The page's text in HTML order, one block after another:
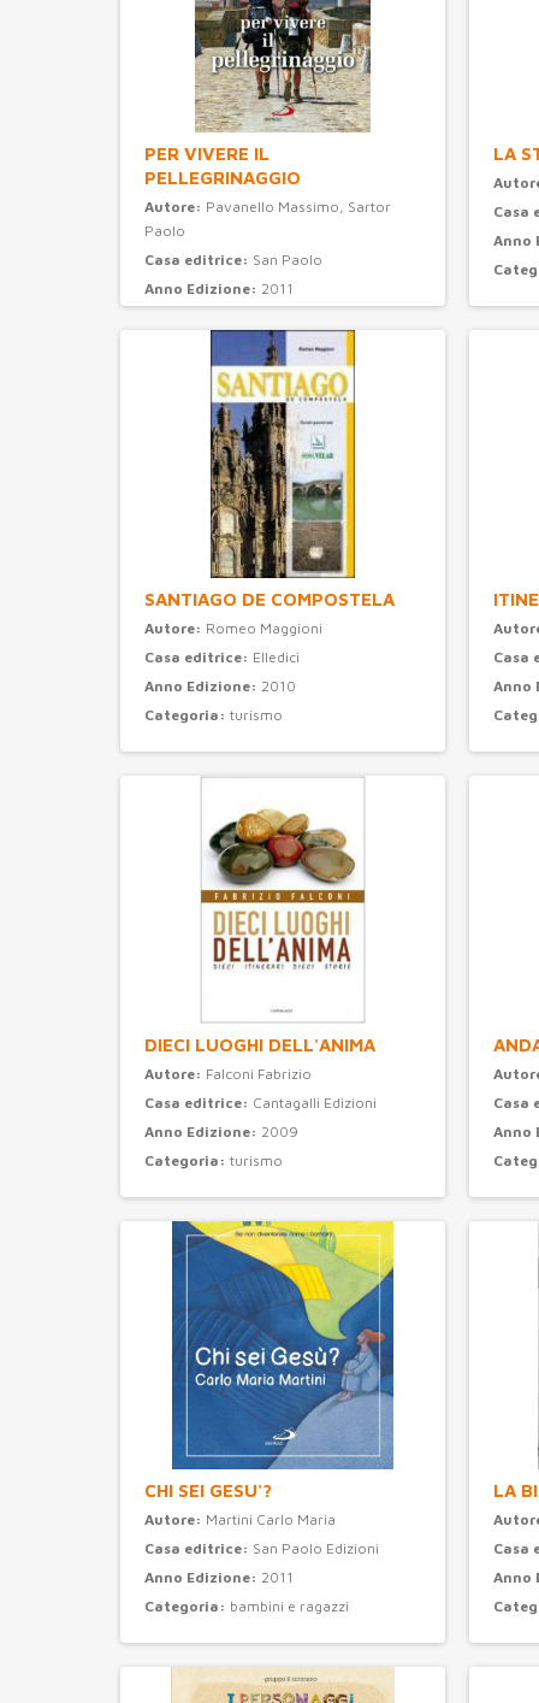
PER VIVERE IL
PELLEGRINAGGIO
Autore: Pavanello Massimo, Sartor
Paolo
Casa editrice: San Paolo
Anno Edizione: 2011
LA
Casa
Anno
SANTIAGO DE COMPOSTELA
Autore: Romeo Maggioni
Casa editrice: Elledici
Anno Edizione: 2010
Categoria: turismo
Casa
Anno
DIECI LUOGHI DELL'ANIMA
Autore: Falconi Fabrizio
Casa editrice: Cantagalli Edizioni
Anno Edizione: 2009
Categoria: turismo
Casa
Anno
CHI SEI GESU'?
Autore: Martini Carlo Maria
Casa editrice: San Paolo Edizioni
Anno Edizione: 2011
Categoria: bambini e ragazzi
LA
Casa
Anno